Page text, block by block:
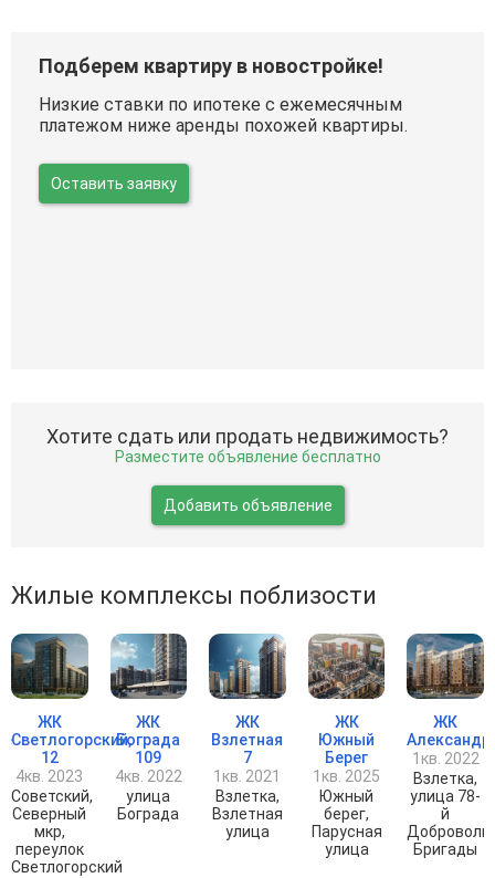
Подберем квартиру в новостройке!
Низкие ставки по ипотеке с ежемесячным
платежом ниже аренды похожей квартиры.
Оставить заявку
Хотите сдать или продать недвижимость?
Разместите объявление бесплатно
Добавить объявление
Жилые комплексы поблизости
ЖК
Светлогорский,
12
4кв. 2023
Советский,
Северный
мкр,
переулок
Светлогорский
ЖК
Бограда
109
4кв. 2022
улица
Бограда
ЖК
Взлетная
7
1кв. 2021
Взлетка,
Взлетная
улица
ЖК
Южный
Берег
1кв. 2025
Южный
берег,
Парусная
улица
ЖК
1кв. 2022
Взлетка,
улица 78-
й
Бригады